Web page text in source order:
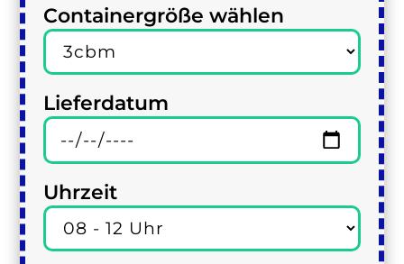
Containergröße wählen
Lieferdatum
Uhrzeit